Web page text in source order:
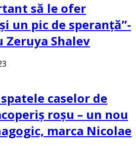
să le ofer
un pic de speranță”-
Shalev
caselor de
roșu – un nou
marca Nicolae